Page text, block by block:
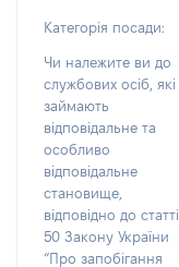
Категорія посади:
Чи належите ви до
службових осіб, які
займають
відповідальне та
особливо
відповідальне
становище,
відповідно до статті
50 Закону України
“Про запобігання